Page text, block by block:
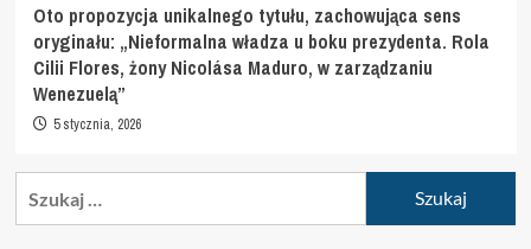
Oto propozycja unikalnego tytułu, zachowująca sens
oryginału: „Nieformalna władza u boku prezydenta. Rola
Cilii Flores, żony Nicolása Maduro, w zarządzaniu
Wenezuelą”
5 stycznia, 2026